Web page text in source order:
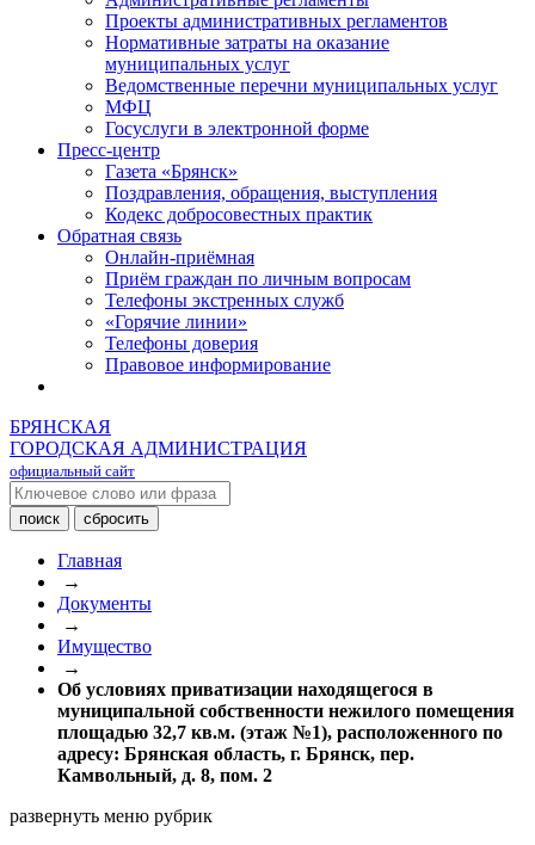
Проекты административных регламентов
Нормативные затраты на оказание
муниципальных услуг
Ведомственные перечни муниципальных услуг
МФЦ
Госуслуги в электронной форме
Пресс-центр
Газета «Брянск»
Поздравления, обращения, выступления
Кодекс добросовестных практик
Обратная связь
Онлайн-приёмная
Приём граждан по личным вопросам
Телефоны экстренных служб
«Горячие линии»
Телефоны доверия
Правовое информирование
БРЯНСКАЯ
ГОРОДСКАЯ АДМИНИСТРАЦИЯ
официальный сайт
Главная
→
Документы
→
Имущество
→
Об условиях приватизации находящегося в
муниципальной собственности нежилого помещения
площадью 32,7 кв.м. (этаж №1), расположенного по
адресу: Брянская область, г. Брянск, пер.
Камвольный, д. 8, пом. 2
развернуть меню рубрик